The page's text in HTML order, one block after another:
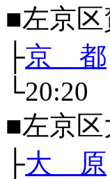
■左京
├京 都
■左京
├大 原